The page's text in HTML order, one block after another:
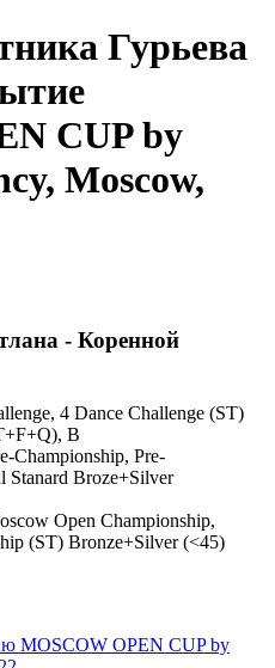
Гурьева
CUP by
Moscow,
- Коренной
4 Dance Challenge (ST)
B
Championship, Pre-
Stanard Broze+Silver
Open Championship,
(ST) Bronze+Silver (<45)
MOSCOW OPEN CUP by